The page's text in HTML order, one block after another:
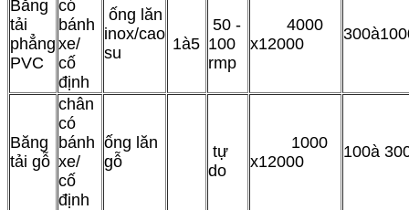
Băng
tải
phẳng
PVC
có
bánh
xe/
cố
định
ống lăn
inox/cao
su
1à5
50 -
100
rmp
4000
x12000
300à
Băng
tải gỗ
chân
có
bánh
xe/
cố
định
ống lăn
gỗ
tự
do
1000
x12000
100à